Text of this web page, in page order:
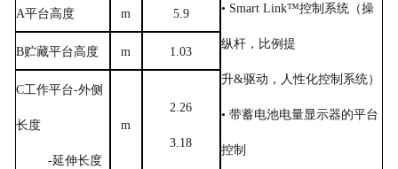
• Smart Link™控制系统（操
纵杆，比例提
升&驱动，人性化控制系统）
• 带蓄电池电量显示器的平台
控制
A平台高度 m 5.9
B贮藏平台高度 m 1.03
C工作平台-外侧
长度
-延伸长度
m
2.26
3.18